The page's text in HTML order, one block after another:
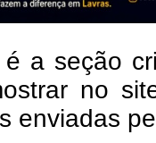
a seção
no
enviadas